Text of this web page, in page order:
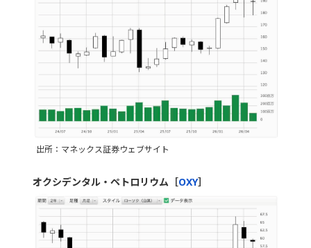
出所：マネックス証券ウェブサイト
オクシデンタル・ペトロリウム［OXY］